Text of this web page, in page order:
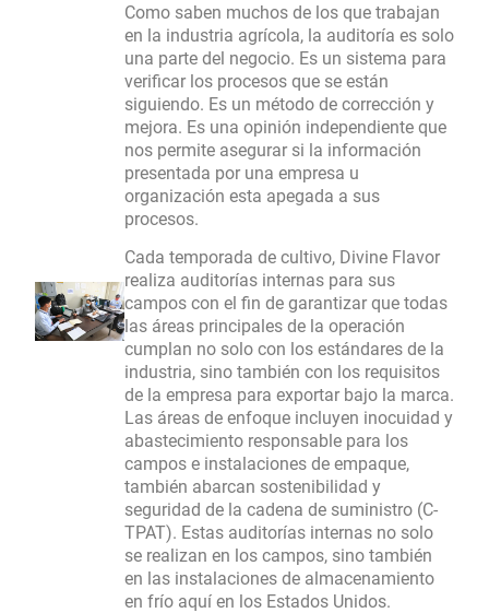
Como saben muchos de los que trabajan
en la industria agrícola, la auditoría es solo
una parte del negocio. Es un sistema para
verificar los procesos que se están
siguiendo. Es un método de corrección y
mejora. Es una opinión independiente que
nos permite asegurar si la información
presentada por una empresa u
organización esta apegada a sus
procesos.
Cada temporada de cultivo, Divine Flavor
realiza auditorías internas para sus
campos con el fin de garantizar que todas
las áreas principales de la operación
cumplan no solo con los estándares de la
industria, sino también con los requisitos
de la empresa para exportar bajo la marca.
Las áreas de enfoque incluyen inocuidad y
abastecimiento responsable para los
campos e instalaciones de empaque,
también abarcan sostenibilidad y
seguridad de la cadena de suministro (C-
TPAT). Estas auditorías internas no solo
se realizan en los campos, sino también
en las instalaciones de almacenamiento
en frío aquí en los Estados Unidos.